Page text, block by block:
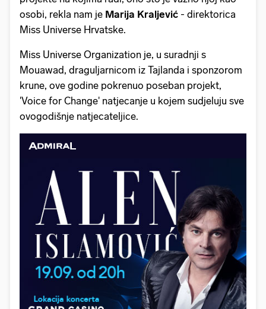
osobi, rekla nam je Marija Kraljević - direktorica
Miss Universe Hrvatske.
Miss Universe Organization je, u suradnji s
Mouawad, draguljarnicom iz Tajlanda i sponzorom
krune, ove godine pokrenuo poseban projekt,
'Voice for Change' natjecanje u kojem sudjeluju sve
ovogodišnje natjecateljice.